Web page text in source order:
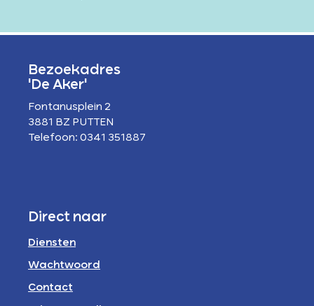
Bezoekadres
'De Aker'
Fontanusplein 2
3881 BZ PUTTEN
Telefoon: 0341 351887
Direct naar
Diensten
Wachtwoord
Contact